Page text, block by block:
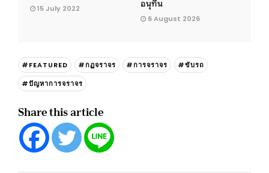
15 July 2022
อนุทิน
6 August 2026
#FEATURED #กฏจราจร #การจราจร
#ขับรถ
#ปัญหาการจราจร
Share this article